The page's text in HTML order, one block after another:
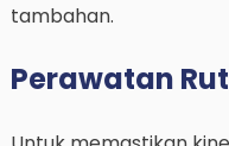
tambahan.
Perawatan